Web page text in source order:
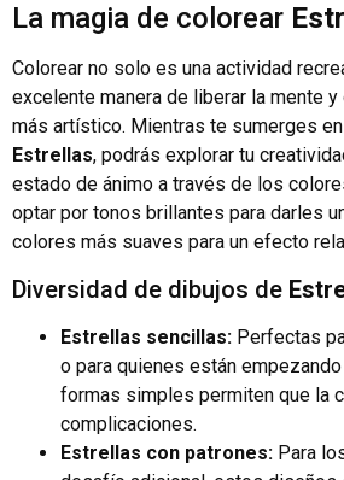
La magia de colorear
Colorear no solo es una actividad
excelente manera de liberar la mente
más artístico. Mientras te sumerges
Estrellas, podrás explorar tu
estado de ánimo a través de los
optar por tonos brillantes para darles
colores más suaves para un efecto
Diversidad de dibujos de
Estrellas sencillas: Perfectas
o para quienes están
formas simples permiten que la
complicaciones.
Estrellas con patrones: Para